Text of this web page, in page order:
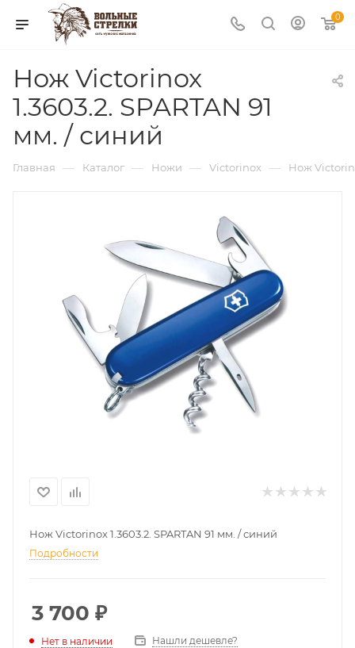
0
Нож Victorinox
1.3603.2. SPARTAN 91
мм. / синий
Главная — Каталог — Ножи — Victorinox — Нож
Нож Victorinox 1.3603.2. SPARTAN 91 мм. / синий
Подробности
3 700 ₽
Нет в наличии Нашли дешевле?